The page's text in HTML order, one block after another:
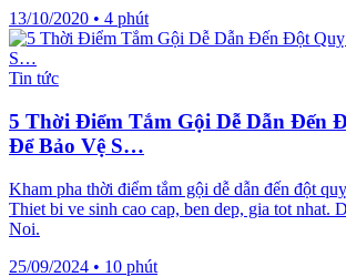
13/10/2020 • 4 phút
Tin tức
5 Thời Điểm Tắm Gội Dễ Dẫn Đến
Để Bảo Vệ S…
Kham pha thời điểm tắm gội dễ dẫn đến đột
Thiet bi ve sinh cao cap, ben dep, gia tot nhat.
Noi.
25/09/2024 • 10 phút